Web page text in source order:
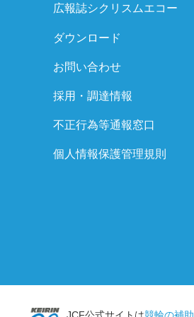
広報誌シクリスムエコー
ダウンロード
お問い合わせ
採用・調達情報
不正行為等通報窓口
個人情報保護管理規則